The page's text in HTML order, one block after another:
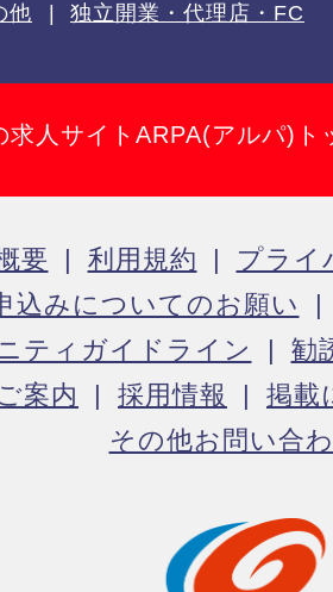
他 独立開業・代理店・FC
求人サイトARPA(アルパ)ト
要 利用規約
プライ
込みについてのお願い
ティガイドライン
勧
案内
採用情報
掲載
その他お問い合